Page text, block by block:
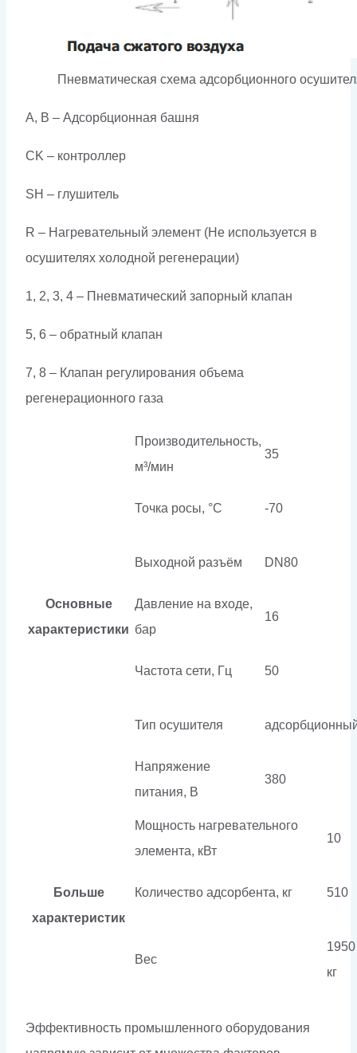
Пневматическая схема адсорбционного
A, B – Адсорбционная башня
CK – контроллер
SH – глушитель
R – Нагревательный элемент (Не используется в
осушителях холодной регенерации)
1, 2, 3, 4 – Пневматический запорный клапан
5, 6 – обратный клапан
7, 8 – Клапан регулирования объема
регенерационного газа
Основные
характеристики
Производительность,
м³/мин
35
Точка росы, °C -70
Выходной разъём DN80
Давление на входе,
бар
16
Частота сети, Гц 50
Тип осушителя
Напряжение
питания, В
380
Больше
характеристик
Мощность нагревательного
элемента, кВт
10
Количество адсорбента, кг 510
Вес
1950
кг
Эффективность промышленного оборудования